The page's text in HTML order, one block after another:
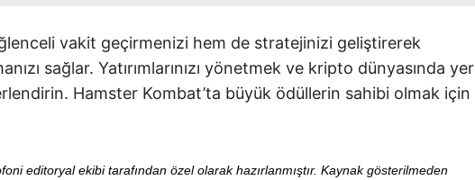
vakit geçirmenizi hem de stratejinizi geliştirerek
sağlar. Yatırımlarınızı yönetmek ve kripto dünyasında yer
Hamster Kombat’ta büyük ödüllerin sahibi olmak için
editoryal ekibi tarafından özel olarak hazırlanmıştır. Kaynak gösterilmeden